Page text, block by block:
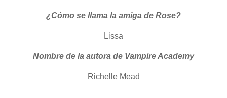
¿Cómo se llama la amiga de Rose?
Lissa
Nombre de la autora de Vampire Academy
Richelle Mead